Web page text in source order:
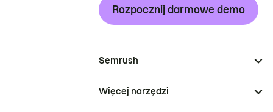
Rozpocznij darmowe demo
Semrush
Więcej narzędzi